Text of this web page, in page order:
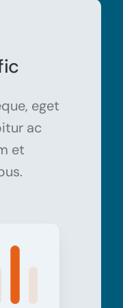
eget
ac
et